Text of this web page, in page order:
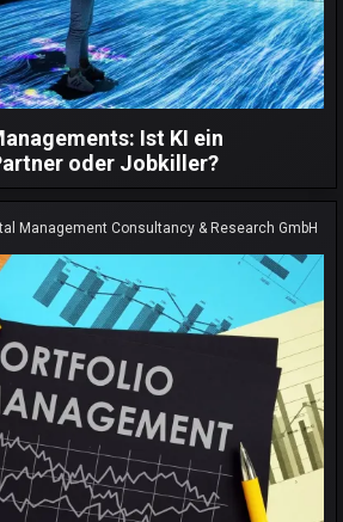
Ist KI ein
oder Jobkiller?
Management Consultancy & Research GmbH